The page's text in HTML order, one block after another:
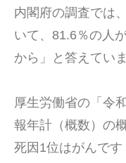
内閣府の調査では
いて、81.6％の人
から」と答えてい
厚生労働省の「令
報年計（概数）の
死因1位はがんで